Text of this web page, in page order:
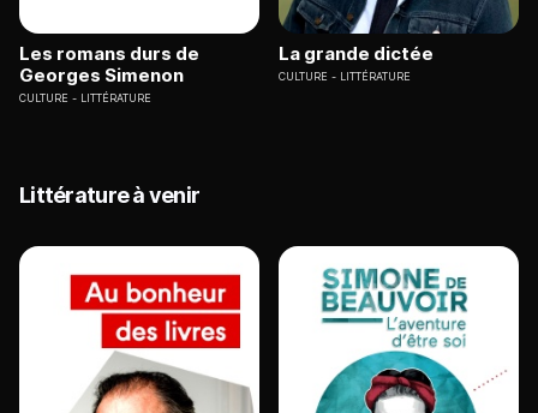
Les romans durs de
Georges Simenon
CULTURE LITTÉRATURE
La grande dictée
CULTURE LITTÉRATURE
Littérature à venir